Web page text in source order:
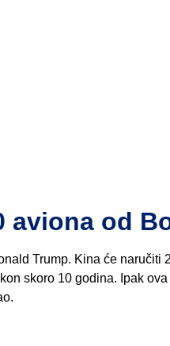
aviona od
Trump. Kina će naručiti
skoro 10 godina. Ipak